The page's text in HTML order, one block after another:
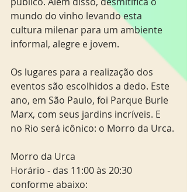
mundo do vinho levando esta
cultura milenar para um ambiente
informal, alegre e jovem.
Os lugares para a realização dos
eventos são escolhidos a dedo. Este
ano, em São Paulo, foi Parque Burle
Marx, com seus jardins incríveis. E
no Rio será icônico: o Morro da Urca.
Morro da Urca
Horário - das 11:00 às 20:30
conforme abaixo: